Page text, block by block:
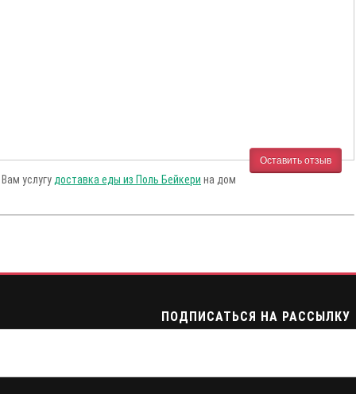
Оставить отзыв
услугу доставка еды из Поль Бейкери на дом
ПОДПИСАТЬСЯ НА РАССЫЛКУ